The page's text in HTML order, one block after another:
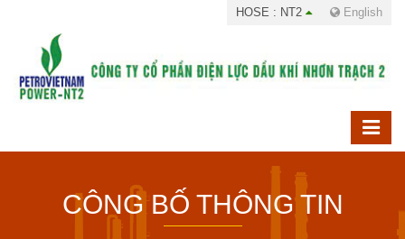
HOSE : NT2 English
CÔNG BỐ THÔNG TIN